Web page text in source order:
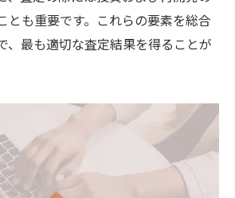
付けるための内覧準備のポイン
と引き渡しまでの流れを理解する
とも重要です。これらの要素を総合
、最も適切な査定結果を得ることが